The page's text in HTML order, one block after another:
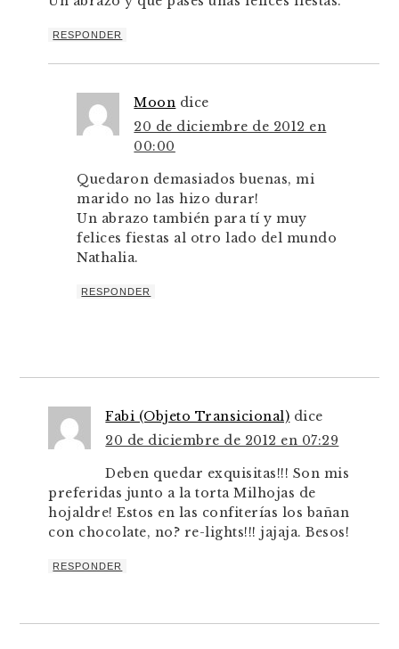
RESPONDER
Moon dice
20 de diciembre de 2012 en
00:00
Quedaron demasiados buenas, mi
marido no las hizo durar!
Un abrazo también para tí y muy
felices fiestas al otro lado del mundo
Nathalia.
RESPONDER
Fabi (Objeto Transicional) dice
20 de diciembre de 2012 en 07:29
Deben quedar exquisitas!!! Son mis
preferidas junto a la torta Milhojas de
hojaldre! Estos en las confiterías los bañan
con chocolate, no? re-lights!!! jajaja. Besos!
RESPONDER